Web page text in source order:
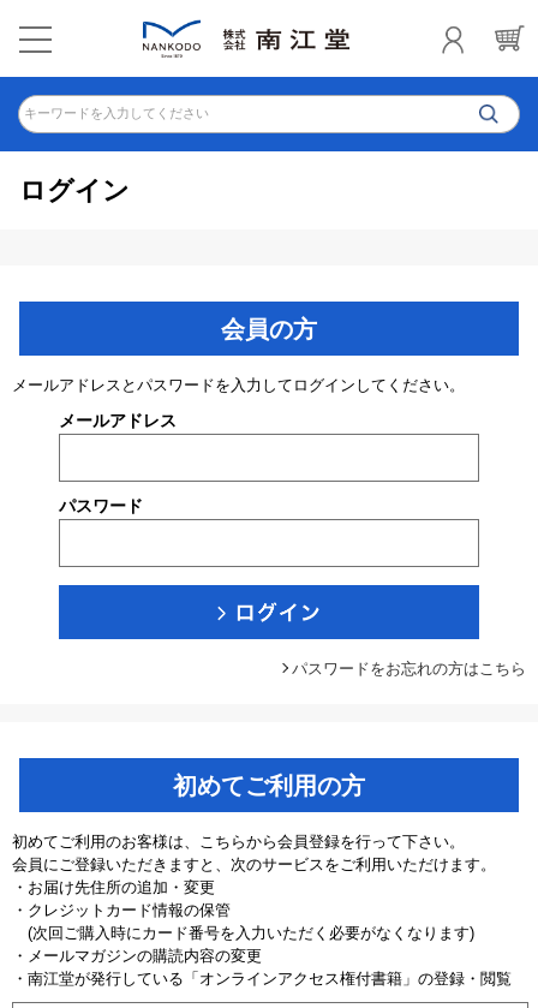
キーワードを入力してください
ログイン
会員の方
メールアドレスとパスワードを入力してログインしてください。
メールアドレス
パスワード
パスワードをお忘れの方はこちら
初めてご利用の方
初めてご利用のお客様は、こちらから会員登録を行って下さい。
会員にご登録いただきますと、次のサービスをご利用いただけます。
・お届け先住所の追加・変更
・クレジットカード情報の保管
(次回ご購入時にカード番号を入力いただく必要がなくなります)
・メールマガジンの購読内容の変更
・南江堂が発行している「オンラインアクセス権付書籍」の登録・閲覧